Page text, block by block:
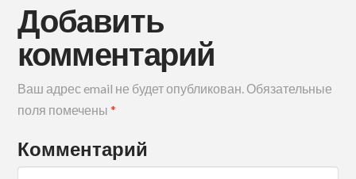
Добавить
комментарий
Ваш адрес email не будет опубликован. Обязательные
поля помечены*
Комментарий